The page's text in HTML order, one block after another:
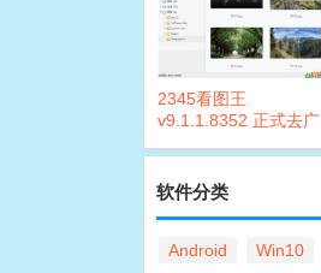
2345看图王
v9.1.1.8352 正式去广
软件分类
Android Win10